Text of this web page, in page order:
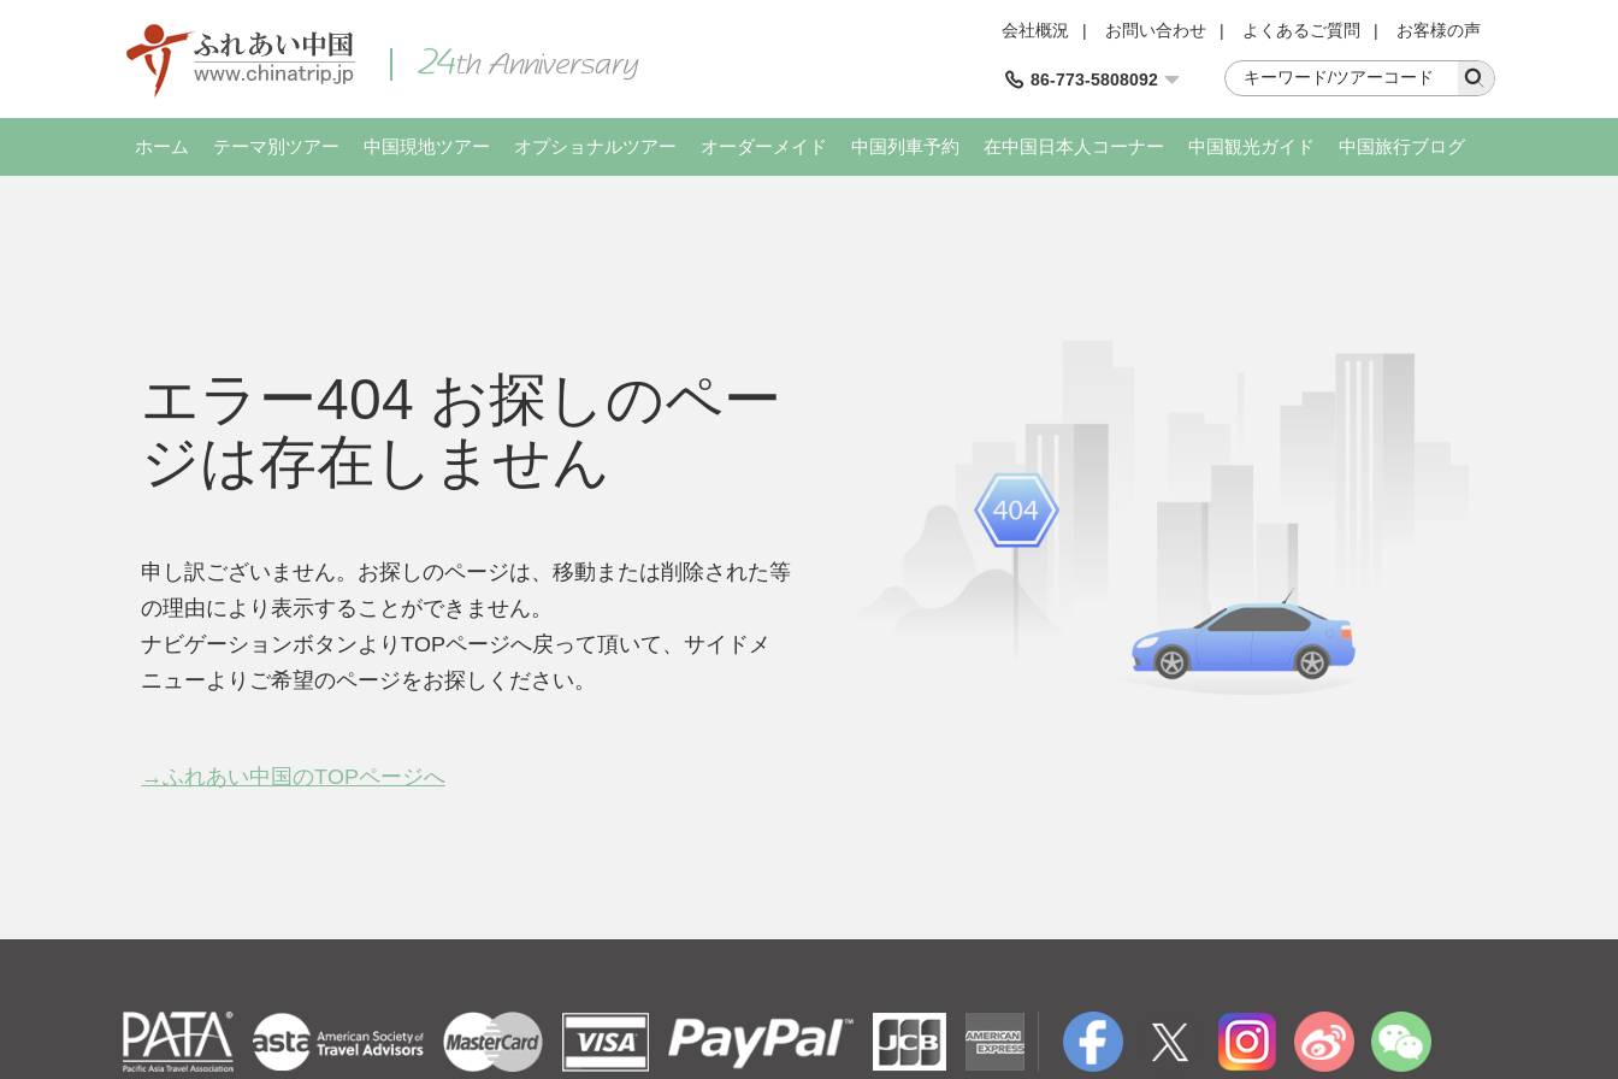
会社概況 | お問い合わせ | よくあるご質問 | お客様の声
86-773-5808092
ホーム テーマ別ツアー 中国現地ツアー オプショナルツアー オーダーメイド 中国列車予約 在中国日本人コーナー 中国観光ガイド 中国旅行ブログ
エラー404 お探しのペー
ジは存在しません
申し訳ございません。お探しのページは、移動または削除された等
の理由により表示することができません。
ナビゲーションボタンよりTOPページへ戻って頂いて、サイドメ
ニューよりご希望のページをお探しください。
→ふれあい中国のTOPページへ